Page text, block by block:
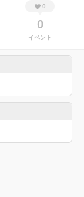
0
0
イベント